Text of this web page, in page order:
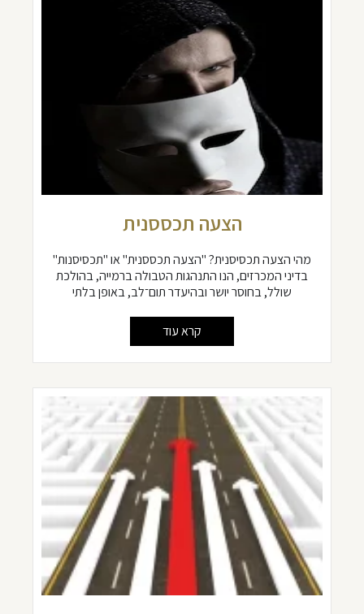
הצעה תכססנית
מהי הצעה תכסיסנית? "הצעה תכססנית" או "תכסיסנות"
בדיני המכרזים, הנו התנהגות הטבולה ברמייה, בהולכת
שולל, בחוסר יושר ובהיעדר תום־לב, באופן בלתי
קרא עוד